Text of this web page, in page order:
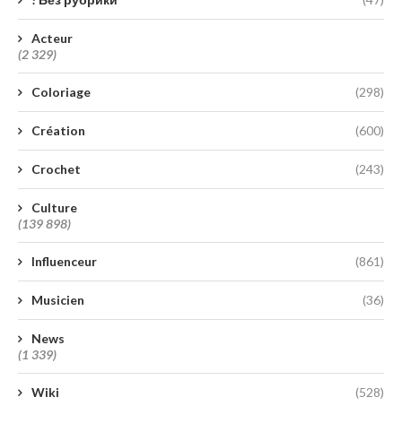
Acteur
(2 329)
Coloriage (298)
Création (600)
Crochet (243)
Culture
(139 898)
Influenceur (861)
Musicien (36)
News
(1 339)
Wiki (528)